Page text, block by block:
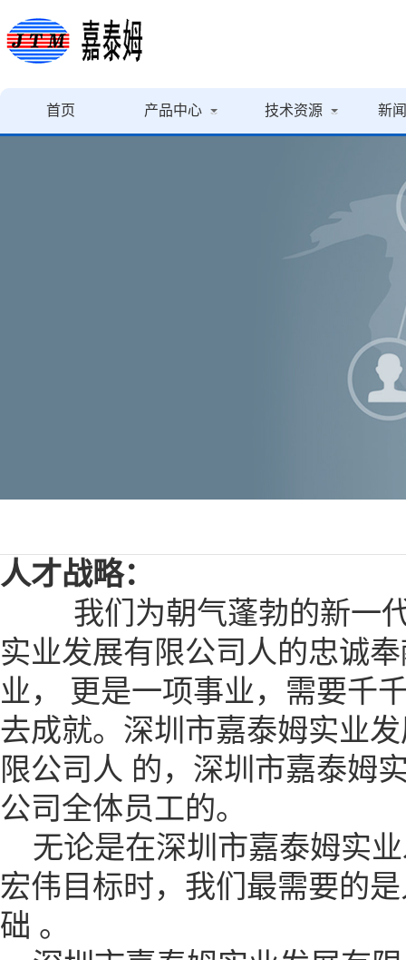
首页 产品中心 技术资源 新
人才战略：
我们为朝气蓬勃的新一代
实业发展有限公司人的忠诚
业， 更是一项事业，需要千
去成就。深圳市嘉泰姆实业
限公司人 的，深圳市嘉泰姆
公司全体员工的。
无论是在深圳市嘉泰姆实
宏伟目标时，我们最需要的
础 。